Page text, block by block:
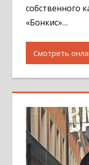
собственного
«Бонкис»…
Смотреть